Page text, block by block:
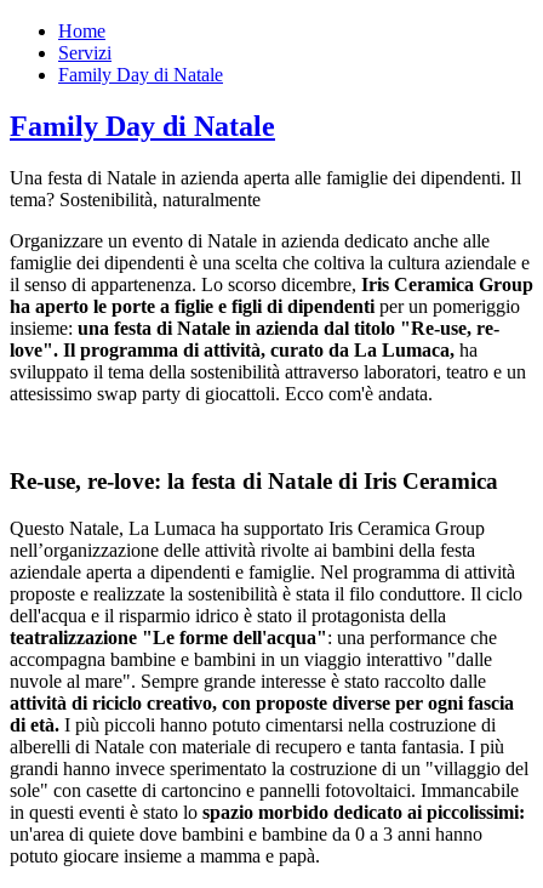
Home
Servizi
Family Day di Natale
Family Day di Natale
Una festa di Natale in azienda aperta alle famiglie dei dipendenti. Il
tema? Sostenibilità, naturalmente
Organizzare un evento di Natale in azienda dedicato anche alle
famiglie dei dipendenti è una scelta che coltiva la cultura aziendale e
il senso di appartenenza. Lo scorso dicembre, Iris Ceramica Group
ha aperto le porte a figlie e figli di dipendenti per un pomeriggio
insieme: una festa di Natale in azienda dal titolo "Re-use, re-
love". Il programma di attività, curato da La Lumaca, ha
sviluppato il tema della sostenibilità attraverso laboratori, teatro e un
attesissimo swap party di giocattoli. Ecco com'è andata.
Re-use, re-love: la festa di Natale di Iris Ceramica
Questo Natale, La Lumaca ha supportato Iris Ceramica Group
nell’organizzazione delle attività rivolte ai bambini della festa
aziendale aperta a dipendenti e famiglie. Nel programma di attività
proposte e realizzate la sostenibilità è stata il filo conduttore. Il ciclo
dell'acqua e il risparmio idrico è stato il protagonista della
teatralizzazione "Le forme dell'acqua": una performance che
accompagna bambine e bambini in un viaggio interattivo "dalle
nuvole al mare". Sempre grande interesse è stato raccolto dalle
attività di riciclo creativo, con proposte diverse per ogni fascia
di età. I più piccoli hanno potuto cimentarsi nella costruzione di
alberelli di Natale con materiale di recupero e tanta fantasia. I più
grandi hanno invece sperimentato la costruzione di un "villaggio del
sole" con casette di cartoncino e pannelli fotovoltaici. Immancabile
in questi eventi è stato lo spazio morbido dedicato ai piccolissimi:
un'area di quiete dove bambini e bambine da 0 a 3 anni hanno
potuto giocare insieme a mamma e papà.